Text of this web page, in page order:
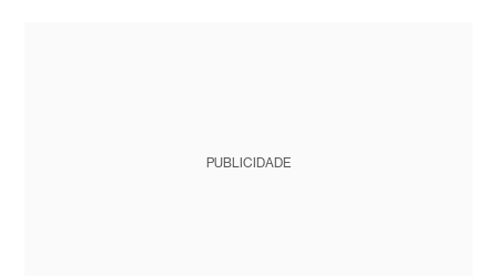
PUBLICIDADE